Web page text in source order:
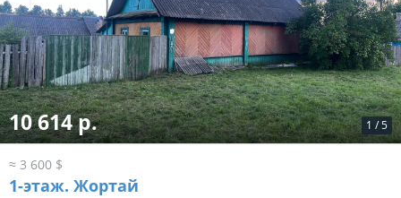
1 /5
10 614 р.
≈ 3 600 $
1-этаж. Жортай